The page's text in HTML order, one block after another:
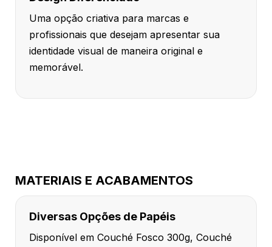
Uma opção criativa para marcas e
profissionais que desejam apresentar sua
identidade visual de maneira original e
memorável.
MATERIAIS E ACABAMENTOS
Diversas Opções de Papéis
Disponível em Couché Fosco 300g, Couché